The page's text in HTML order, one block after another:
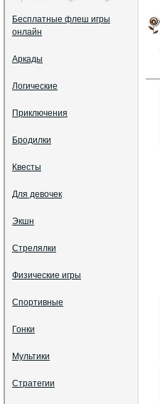
Бесплатные флеш игры
онлайн
Аркады
Логические
Приключения
Бродилки
Квесты
Для девочек
Экшн
Стрелялки
Физические игры
Спортивные
Гонки
Мультики
Стратегии